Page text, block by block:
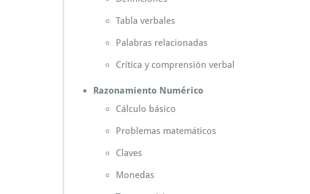
Tabla verbales
Palabras relacionadas
Crítica y comprensión verbal
Razonamiento Numérico
Cálculo básico
Problemas matemáticos
Claves
Monedas